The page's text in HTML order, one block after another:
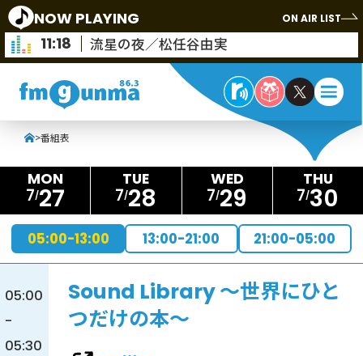
NOW PLAYING ON AIR LIST
11:18 流星の夜／松任谷由実
>番組表
7 27 7 28 7 29 7 30
05:00-13:00 13:00-21:00 21:00-05:00
05:00
-
05:30
Sound Library ～世界にひと
つだけの本～